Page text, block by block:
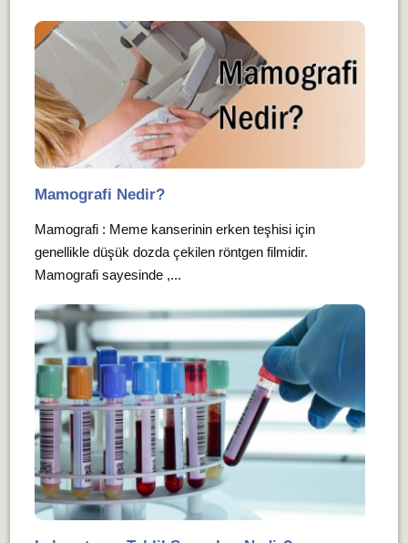
Mamografi Nedir?
Mamografi : Meme kanserinin erken teşhisi için
genellikle düşük dozda çekilen röntgen filmidir.
Mamografi sayesinde ,...